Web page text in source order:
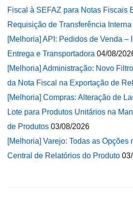
Fiscal à SEFAZ para Notas Fiscais
Requisição de Transferência Interna
[Melhoria] API: Pedidos de Venda –
Entrega e Transportadora 04/08/
[Melhoria] Administração: Novo
da Nota Fiscal na Exportação de
[Melhoria] Compras: Alteração de
Lote para Produtos Unitários na
de Produtos 03/08/2026
[Melhoria] Varejo: Todas as Opções
Central de Relatórios do Produto